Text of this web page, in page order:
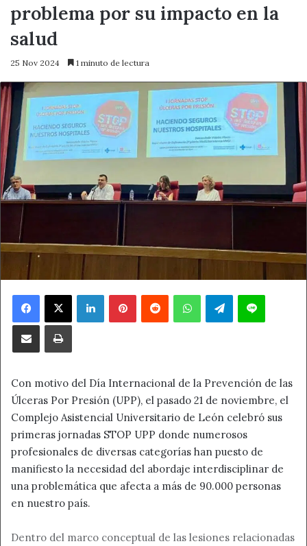
problema por su impacto en la
salud
25 Nov 2024 1 minuto de lectura
Facebook
X LinkedInPinterestReddit WhatsAppTelegramLine
Compartir por correo electrónicoImprimir
Con motivo del Día Internacional de la Prevención de las
Úlceras Por Presión (UPP), el pasado 21 de noviembre, el
Complejo Asistencial Universitario de León celebró sus
primeras jornadas STOP UPP donde numerosos
profesionales de diversas categorías han puesto de
manifiesto la necesidad del abordaje interdisciplinar de
una problemática que afecta a más de 90.000 personas
en nuestro país.
Dentro del marco conceptual de las lesiones relacionadas